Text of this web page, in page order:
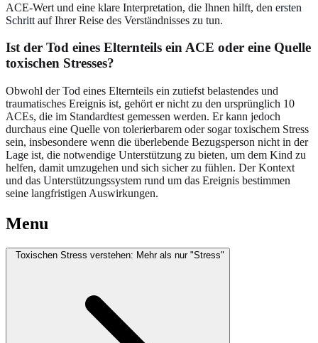
ACE-Wert und eine klare Interpretation, die Ihnen hilft, den ersten
Schritt auf Ihrer Reise des Verständnisses zu tun.
Ist der Tod eines Elternteils ein ACE oder eine Quelle
toxischen Stresses?
Obwohl der Tod eines Elternteils ein zutiefst belastendes und
traumatisches Ereignis ist, gehört er nicht zu den ursprünglich 10
ACEs, die im Standardtest gemessen werden. Er kann jedoch
durchaus eine Quelle von tolerierbarem oder sogar toxischem Stress
sein, insbesondere wenn die überlebende Bezugsperson nicht in der
Lage ist, die notwendige Unterstützung zu bieten, um dem Kind zu
helfen, damit umzugehen und sich sicher zu fühlen. Der Kontext
und das Unterstützungssystem rund um das Ereignis bestimmen
seine langfristigen Auswirkungen.
Menu
Toxischen Stress verstehen: Mehr als nur "Stress"